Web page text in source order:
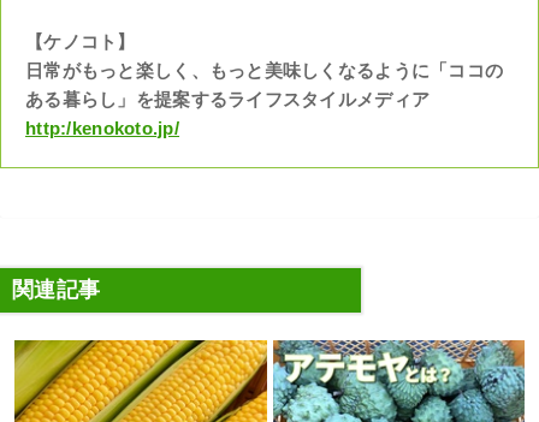
【ケノコト】
日常がもっと楽しく、もっと美味しくなるように「ココの
ある暮らし」を提案するライフスタイルメディア
http:/kenokoto.jp/
関連記事